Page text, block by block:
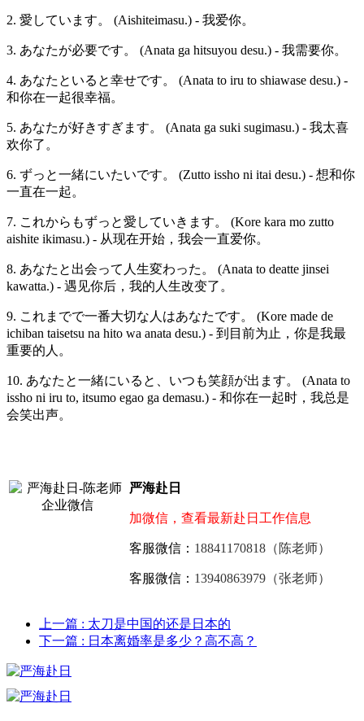
2. 愛しています。 (Aishiteimasu.) - 我爱你。
3. あなたが必要です。 (Anata ga hitsuyou desu.) - 我需要你。
4. あなたといると幸せです。 (Anata to iru to shiawase desu.) -
和你在一起很幸福。
5. あなたが好きすぎます。 (Anata ga suki sugimasu.) - 我太喜
欢你了。
6. ずっと一緒にいたいです。 (Zutto issho ni itai desu.) - 想和你
一直在一起。
7. これからもずっと愛していきます。 (Kore kara mo zutto
aishite ikimasu.) - 从现在开始，我会一直爱你。
8. あなたと出会って人生変わった。 (Anata to deatte jinsei
kawatta.) - 遇见你后，我的人生改变了。
9. これまでで一番大切な人はあなたです。 (Kore made de
ichiban taisetsu na hito wa anata desu.) - 到目前为止，你是我最
重要的人。
10. あなたと一緒にいると、いつも笑顔が出ます。 (Anata to
issho ni iru to, itsumo egao ga demasu.) - 和你在一起时，我总是
会笑出声。
严海赴日
加微信，查看最新赴日工作信息
客服微信： 18841170818（陈老师）
客服微信： 13940863979（张老师）
上一篇 : 太刀是中国的还是日本的
下一篇 : 日本离婚率是多少？高不高？